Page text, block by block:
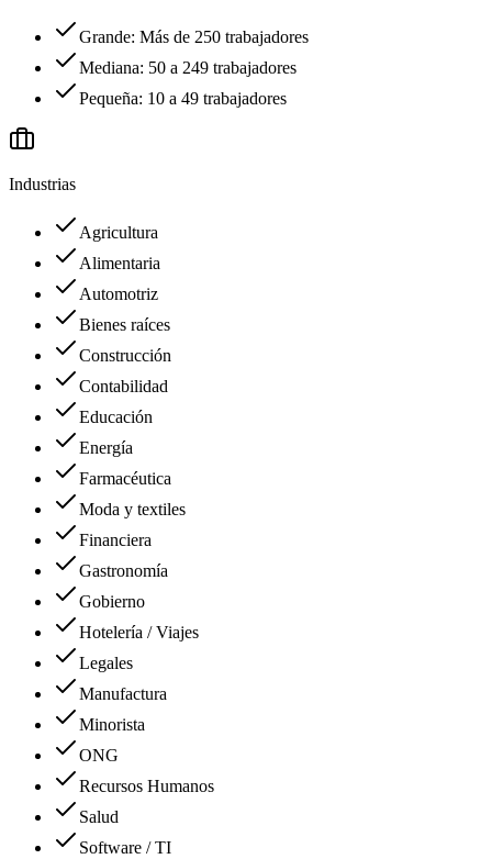
Grande: Más de 250 trabajadores
Mediana: 50 a 249 trabajadores
Pequeña: 10 a 49 trabajadores
Industrias
Agricultura
Alimentaria
Automotriz
Bienes raíces
Construcción
Contabilidad
Educación
Energía
Farmacéutica
Moda y textiles
Financiera
Gastronomía
Gobierno
Hotelería / Viajes
Legales
Manufactura
Minorista
ONG
Recursos Humanos
Salud
Software / TI